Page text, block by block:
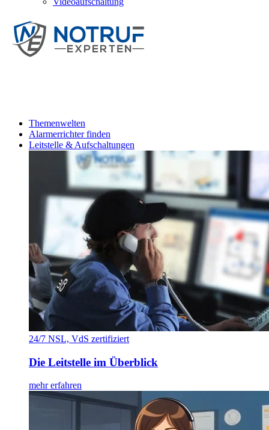
Themenwelten
Alarmerrichter finden
Leitstelle & Aufschaltungen
24/7 NSL, VdS zertifiziert
Die Leitstelle im Überblick
mehr erfahren